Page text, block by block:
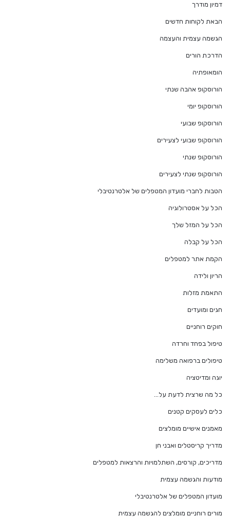
דמיון מודרך
הבאת לקוחות חדשים
הגשמה עצמית והעצמה
הדרכת הורים
הומאופתיה
הורוסקופ אהבה שנתי
הורוסקופ יומי
הורוסקופ שבועי
הורוסקופ שבועי לצעירים
הורוסקופ שנתי
הורוסקופ שנתי לצעירים
הטבות לחברי מועדון המטפלים של אלטרנטיבלי
הכל על אסטרולוגיה
הכל על המזל שלך
הכל על קבלה
הקמת אתר למטפלים
הריון ולידה
התאמת מזלות
חגים ומועדים
חוקים רוחניים
טיפול בפחד וחרדה
טיפולים ברפואה משלימה
יוגה ומדיטציה
כל מה שרצית לדעת על…
כלים לעסקים קטנים
מאמנים אישיים מומלצים
מדריך קריסטלים ואבני חן
מדריכים, קורסים, השתלמויות והרצאות למטפלים
מודעות והגשמה עצמית
מועדון המטפלים של אלטרנטיבלי
מורים רוחניים מומלצים להגשמה עצמית